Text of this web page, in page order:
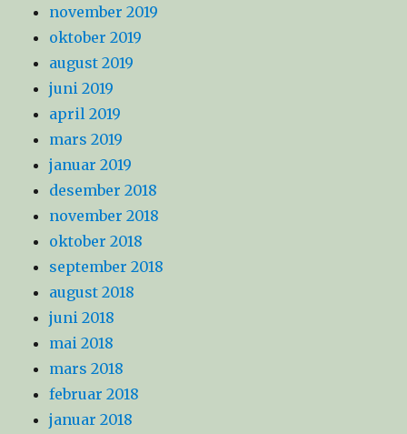
november 2019
oktober 2019
august 2019
juni 2019
april 2019
mars 2019
januar 2019
desember 2018
november 2018
oktober 2018
september 2018
august 2018
juni 2018
mai 2018
mars 2018
februar 2018
januar 2018